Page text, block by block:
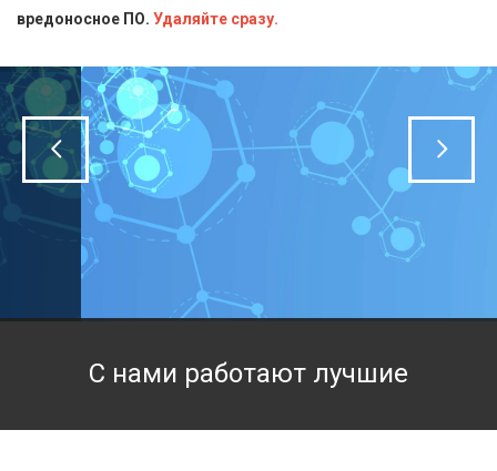
Блескообразующие добавки
Индикаторы
Кислоты
Пищевая химия для производств
Стандарт-титры
Техническая химия
СТАТЬИ
ДОСТАВКА
СЕРТИФИКАТЫ
КОНТАКТЫ
вредоносное ПО. Удаляйте сразу.
С нами работают лучшие